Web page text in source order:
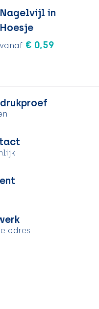
Nagelvijl in
Hoesje
vanaf € 0,59
adres